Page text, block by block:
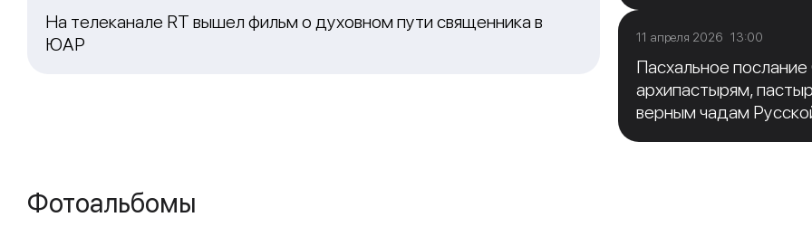
На телеканале RT вышел фильм о духовном пути священника в
ЮАР
11 апреля 2026 13:00
Пасхальное
архипастырям,
верным чадам
Фотоальбомы